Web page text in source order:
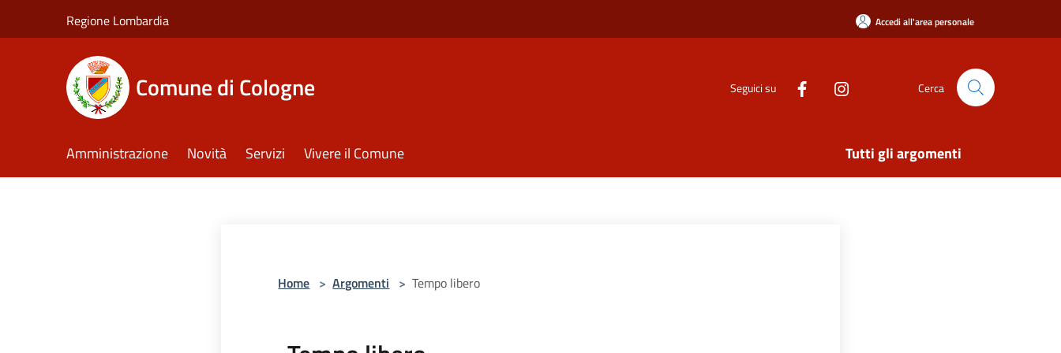
Regione Lombardia Accedi all'area personale
Comune di Cologne Seguici su Cerca
Amministrazione Novità Servizi Vivere il Comune Tutti gli argomenti
Home > Argomenti > Tempo libero